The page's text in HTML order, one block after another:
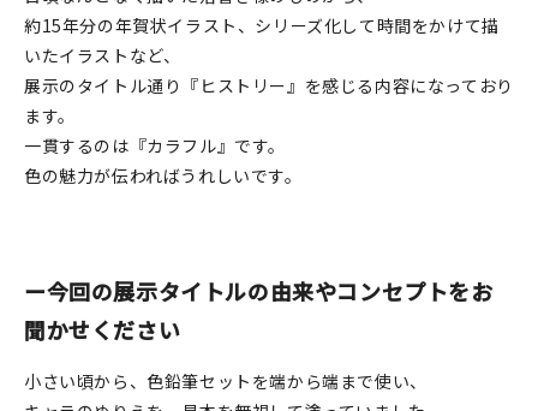
JAMグッズ
台湾グッズ
在庫限り
おすすめ特集
約15年分の年賀状イラスト、シリーズ化して時間をかけて描
いたイラストなど、
展示のタイトル通り『ヒストリー』を感じる内容になっており
ます。
一貫するのは『カラフル』です。
色の魅力が伝わればうれしいです。
ー今回の展示タイトルの由来やコンセプトをお
聞かせください
小さい頃から、色鉛筆セットを端から端まで使い、